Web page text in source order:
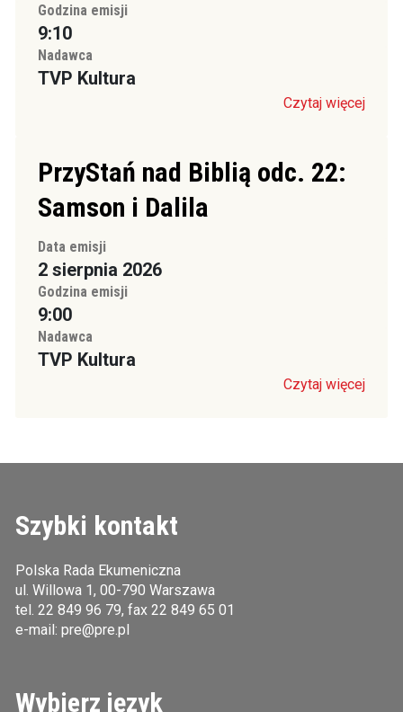
Godzina emisji
9:10
Nadawca
TVP Kultura
Czytaj więcej
PrzyStań nad Biblią odc. 22:
Samson i Dalila
Data emisji
2 sierpnia 2026
Godzina emisji
9:00
Nadawca
TVP Kultura
Czytaj więcej
Szybki kontakt
Polska Rada Ekumeniczna
ul. Willowa 1, 00-790 Warszawa
tel. 22 849 96 79, fax 22 849 65 01
e-mail: pre@pre.pl
Wybierz język